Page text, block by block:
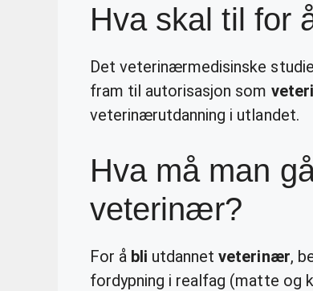
Hva skal til for
Det veterinærmedisinske
fram til autorisasjon som
veterinærutdanning i utlandet.
Hva må man
veterinær?
For å bli utdannetveterinær,
fordypning i realfag (matte og